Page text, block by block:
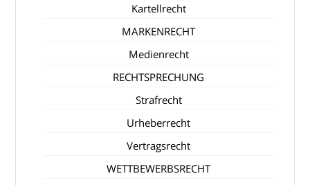
Kartellrecht
MARKENRECHT
Medienrecht
RECHTSPRECHUNG
Strafrecht
Urheberrecht
Vertragsrecht
WETTBEWERBSRECHT